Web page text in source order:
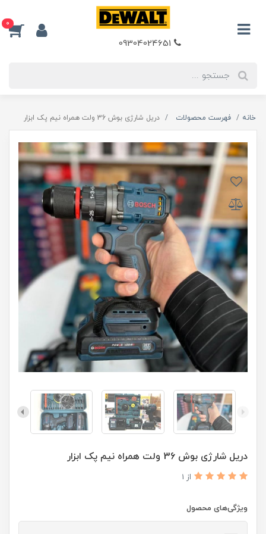
0
خانه فهرست محصولات دریل شارژی بوش 36 ولت همراه نیم پک ابزار
دریل شارژی بوش 36 ولت همراه نیم پک ابزار
از 1
ویژگی‌های محصول